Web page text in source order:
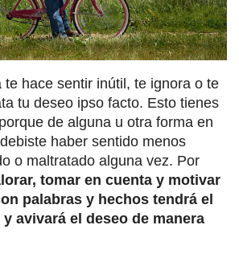
te hace sentir inútil, te ignora o te
tu deseo ipso facto. Esto tienes
de alguna u otra forma en
haber sentido menos
o maltratado alguna vez. Por
tomar en cuenta y motivar
palabras y hechos tendrá el
avivará el deseo de manera